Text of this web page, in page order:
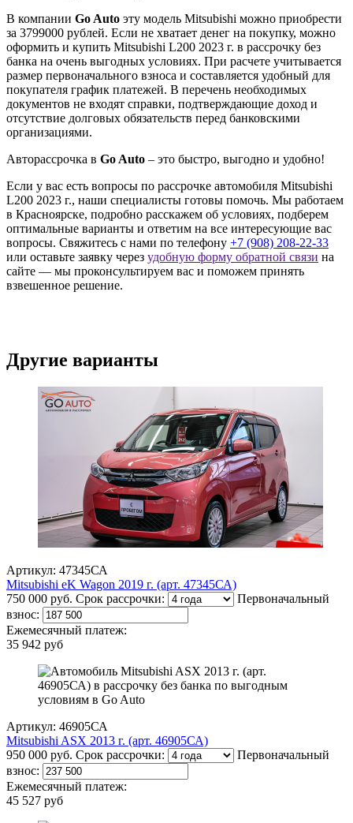
В компании Go Auto эту модель Mitsubishi можно приобрести
за 3799000 рублей. Если не хватает денег на покупку, можно
оформить и купить Mitsubishi L200 2023 г. в рассрочку без
банка на очень выгодных условиях. При расчете учитывается
размер первоначального взноса и составляется удобный для
покупателя график платежей. В перечень необходимых
документов не входят справки, подтверждающие доход и
отсутствие долговых обязательств перед банковскими
организациями.
Авторассрочка в Go Auto – это быстро, выгодно и удобно!
Если у вас есть вопросы по рассрочке автомобиля Mitsubishi
L200 2023 г., наши специалисты готовы помочь. Мы работаем
в Красноярске, подробно расскажем об условиях, подберем
оптимальные варианты и ответим на все интересующие вас
вопросы. Свяжитесь с нами по телефону +7 (908) 208-22-33
или оставьте заявку через удобную форму обратной связи на
сайте — мы проконсультируем вас и поможем принять
взвешенное решение.
Другие варианты
Артикул: 47345СА
Mitsubishi eK Wagon 2019 г. (арт. 47345СА)
750 000 руб. Срок рассрочки:
Первоначальный
взнос:
Ежемесячный платеж:
35 942 руб
Артикул: 46905СА
Mitsubishi ASX 2013 г. (арт. 46905СА)
950 000 руб. Срок рассрочки:
Первоначальный
взнос:
Ежемесячный платеж:
45 527 руб